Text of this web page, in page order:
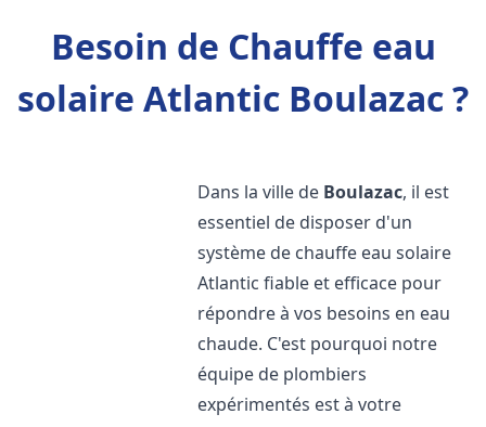
Besoin de Chauffe eau
solaire Atlantic Boulazac ?
Dans la ville de Boulazac, il est
essentiel de disposer d'un
système de chauffe eau solaire
Atlantic fiable et efficace pour
répondre à vos besoins en eau
chaude. C'est pourquoi notre
équipe de plombiers
expérimentés est à votre